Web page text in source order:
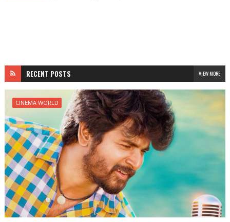
RECENT POSTS VIEW MORE
CINEMA WORLD